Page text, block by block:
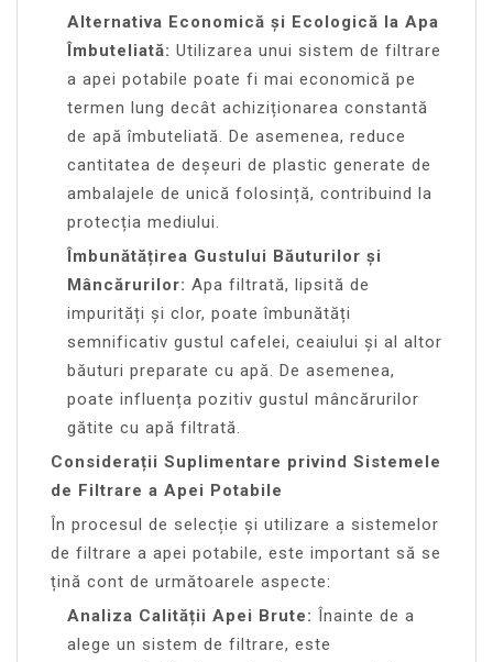
Alternativa Economică și Ecologică la Apa
Îmbuteliată: Utilizarea unui sistem de filtrare
a apei potabile poate fi mai economică pe
termen lung decât achiziționarea constantă
de apă îmbuteliată. De asemenea, reduce
cantitatea de deșeuri de plastic generate de
ambalajele de unică folosință, contribuind la
protecția mediului.
Îmbunătățirea Gustului Băuturilor și
Mâncărurilor: Apa filtrată, lipsită de
impurități și clor, poate îmbunătăți
semnificativ gustul cafelei, ceaiului și al altor
băuturi preparate cu apă. De asemenea,
poate influența pozitiv gustul mâncărurilor
gătite cu apă filtrată.
Considerații Suplimentare privind Sistemele
de Filtrare a Apei Potabile
În procesul de selecție și utilizare a sistemelor
de filtrare a apei potabile, este important să se
țină cont de următoarele aspecte:
Analiza Calității Apei Brute: Înainte de a
alege un sistem de filtrare, este